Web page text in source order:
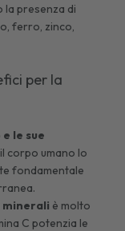
la presenza di
ferro, zinco,
per la
e le sue
corpo umano lo
fondamentale
minerali è molto
C potenzia le